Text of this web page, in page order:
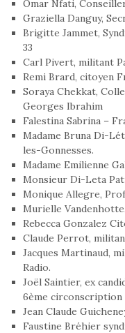
Omar Nfati,
Graziella Danguy,
Brigitte Jammet,
33
Carl Pivert, militant
Remi Brard, citoyen
Soraya Chekkat,
Georges Ibrahim
Falestina Sabrina –
Madame Bruna Di-
les-Gonnesses.
Madame Emilienne
Monsieur Di-Leta
Monique Allegre,
Murielle
Rebecca Gonzalez
Claude Perrot,
Jacques Martinaud,
Radio.
Joël Saintier, ex
6ème circonscription
Jean Claude
Faustine Bréhier